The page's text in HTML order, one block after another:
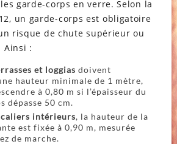
garde-corps en verre. Selon la
un garde-corps est obligatoire
risque de chute supérieur ou
Ainsi :
et loggias doivent
hauteur minimale de 1 mètre,
à 0,80 m si l’épaisseur du
dépasse 50 cm.
intérieurs, la hauteur de la
est fixée à 0,90 m, mesurée
de marche.